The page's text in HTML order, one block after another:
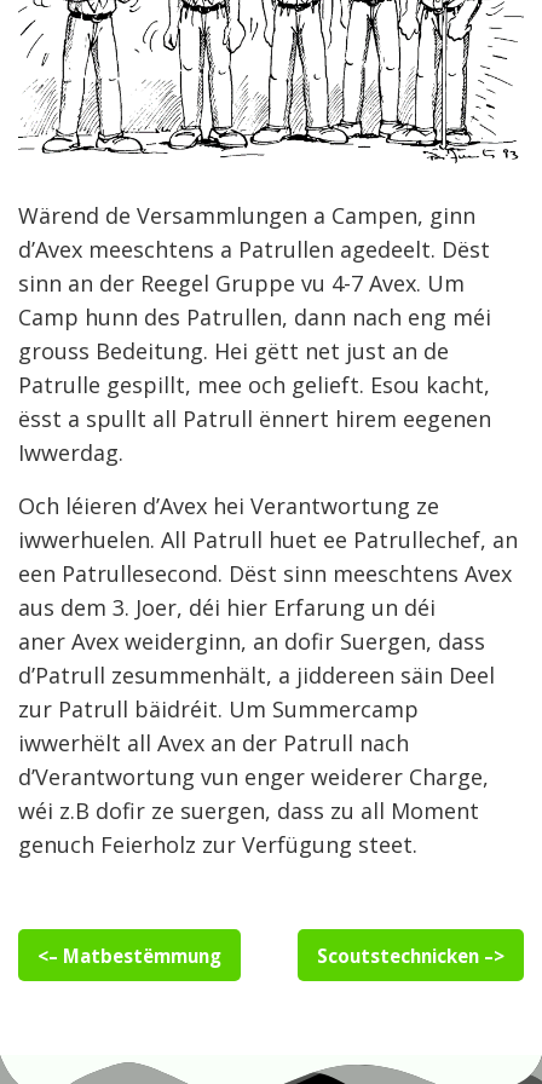
Wärend de Versammlungen a Campen, ginn
d’Avex meeschtens a Patrullen agedeelt. Dëst
sinn an der Reegel Gruppe vu 4-7 Avex. Um
Camp hunn des Patrullen, dann nach eng méi
grouss Bedeitung. Hei gëtt net just an de
Patrulle gespillt, mee och gelieft. Esou kacht,
ësst a spullt all Patrull ënnert hirem eegenen
Iwwerdag.
Och léieren d’Avex hei Verantwortung ze
iwwerhuelen. All Patrull huet ee Patrullechef, an
een Patrullesecond. Dëst sinn meeschtens Avex
aus dem 3. Joer, déi hier Erfarung un déi
aner Avex weiderginn, an dofir Suergen, dass
d’Patrull zesummenhält, a jiddereen säin Deel
zur Patrull bäidréit. Um Summercamp
iwwerhëlt all Avex an der Patrull nach
d’Verantwortung vun enger weiderer Charge,
wéi z.B dofir ze suergen, dass zu all Moment
genuch Feierholz zur Verfügung steet.
<– Matbestëmmung Scoutstechnicken –>